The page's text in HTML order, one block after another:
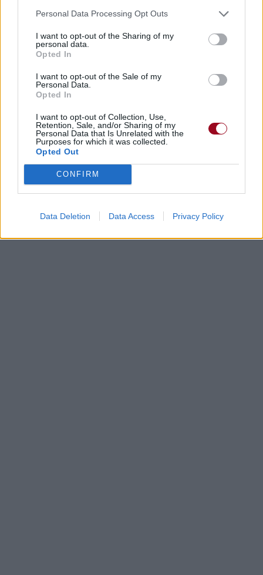
Personal Data Processing Opt Outs
I want to opt-out of the Sharing of my
personal data.
Opted In
I want to opt-out of the Sale of my
Personal Data.
Opted In
I want to opt-out of Collection, Use,
Retention, Sale, and/or Sharing of my
Personal Data that Is Unrelated with the
Purposes for which it was collected.
Opted Out
CONFIRM
Data Deletion Data Access Privacy Policy